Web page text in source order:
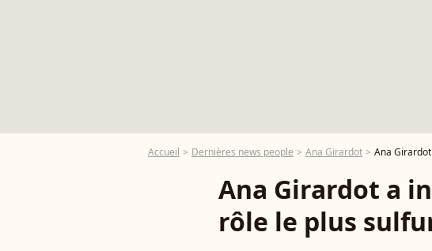
Accueil Dernières news people Ana Girardot Ana
Ana Girardot a
rôle le plus